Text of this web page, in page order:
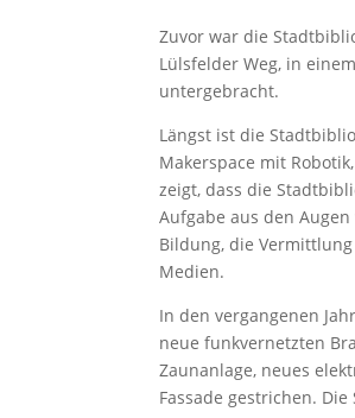
Zuvor war die
Lülsfelder Weg, in
untergebracht.
Längst ist die
Makerspace mit
zeigt, dass die
Aufgabe aus den
Bildung, die
Medien.
In den vergangenen
neue funkvernetzten
Zaunanlage, neues
Fassade gestrichen.